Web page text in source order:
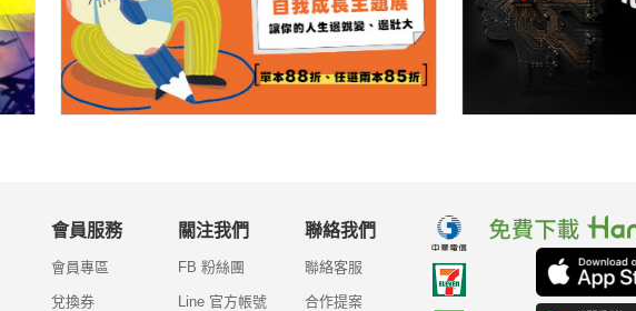
會員服務
會員專區
兌換券
關注我們
FB 粉絲團
Line 官方帳號
聯絡我們
聯絡客服
合作提案